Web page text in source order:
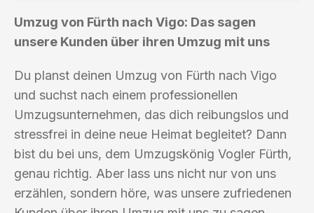
Umzug von Fürth nach Vigo: Das sagen
unsere Kunden über ihren Umzug mit uns
Du planst deinen Umzug von Fürth nach Vigo
und suchst nach einem professionellen
Umzugsunternehmen, das dich reibungslos und
stressfrei in deine neue Heimat begleitet? Dann
bist du bei uns, dem Umzugskönig Vogler Fürth,
genau richtig. Aber lass uns nicht nur von uns
erzählen, sondern höre, was unsere zufriedenen